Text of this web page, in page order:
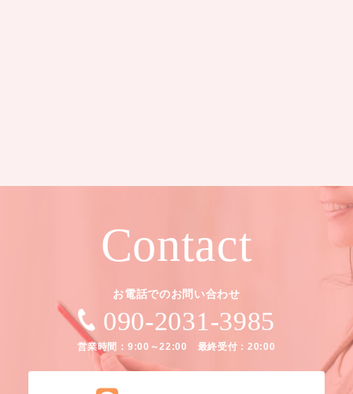
Contact
お電話でのお問い合わせ
090-2031-3985
営業時間：9:00～22:00 最終受付：20:00